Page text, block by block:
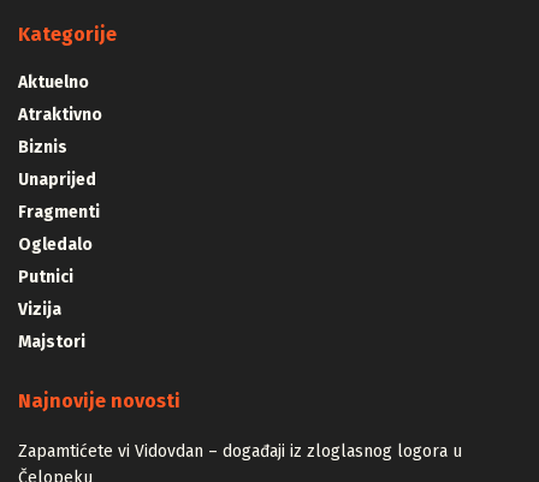
Kategorije
Aktuelno
Atraktivno
Biznis
Unaprijed
Fragmenti
Ogledalo
Putnici
Vizija
Majstori
Najnovije novosti
Zapamtićete vi Vidovdan – događaji iz zloglasnog logora u
Čelopeku